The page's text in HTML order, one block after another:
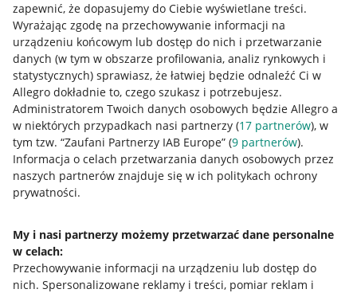
zapewnić, że dopasujemy do Ciebie wyświetlane treści.
Wyrażając zgodę na przechowywanie informacji na
urządzeniu końcowym lub dostęp do nich i przetwarzanie
danych (w tym w obszarze profilowania, analiz rynkowych i
statystycznych) sprawiasz, że łatwiej będzie odnaleźć Ci w
Allegro dokładnie to, czego szukasz i potrzebujesz.
Administratorem Twoich danych osobowych będzie Allegro a
w niektórych przypadkach nasi partnerzy (17 partnerów), w
tym tzw. “Zaufani Partnerzy IAB Europe” (9 partnerów).
Informacja o celach przetwarzania danych osobowych przez
naszych partnerów znajduje się w ich politykach ochrony
prywatności.
My i nasi partnerzy możemy przetwarzać dane personalne
w celach:
Przechowywanie informacji na urządzeniu lub dostęp do
nich. Spersonalizowane reklamy i treści, pomiar reklam i
Przydatne informacje
Jak to działa
Allegro Gadane dla sprzedających
Allegro Gadane dla kupujących